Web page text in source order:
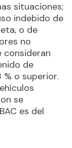
situaciones;
indebido de
o de
no
consideran
de
% o superior.
se
es del